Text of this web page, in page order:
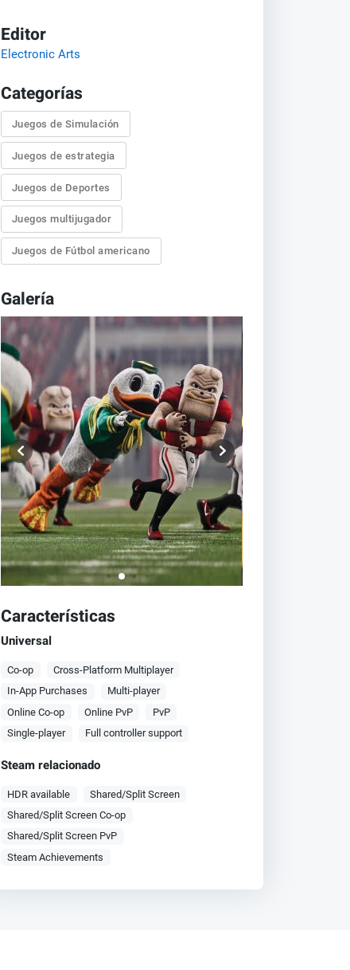
Editor
Electronic Arts
Categorías
Juegos de Simulación
Juegos de estrategia
Juegos de Deportes
Juegos multijugador
Juegos de Fútbol americano
Galería
Características
Universal
Co-op
Cross-Platform Multiplayer
In-App Purchases
Multi-player
Online Co-op
Online PvP
PvP
Single-player
Full controller support
Steam relacionado
HDR available
Shared/Split Screen
Shared/Split Screen Co-op
Shared/Split Screen PvP
Steam Achievements